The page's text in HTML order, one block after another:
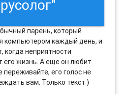
парень, который
компьютером каждый день, и
когда неприятности
его жизнь. А еще он любит
переживайте, его голос не
вам. Только текст )